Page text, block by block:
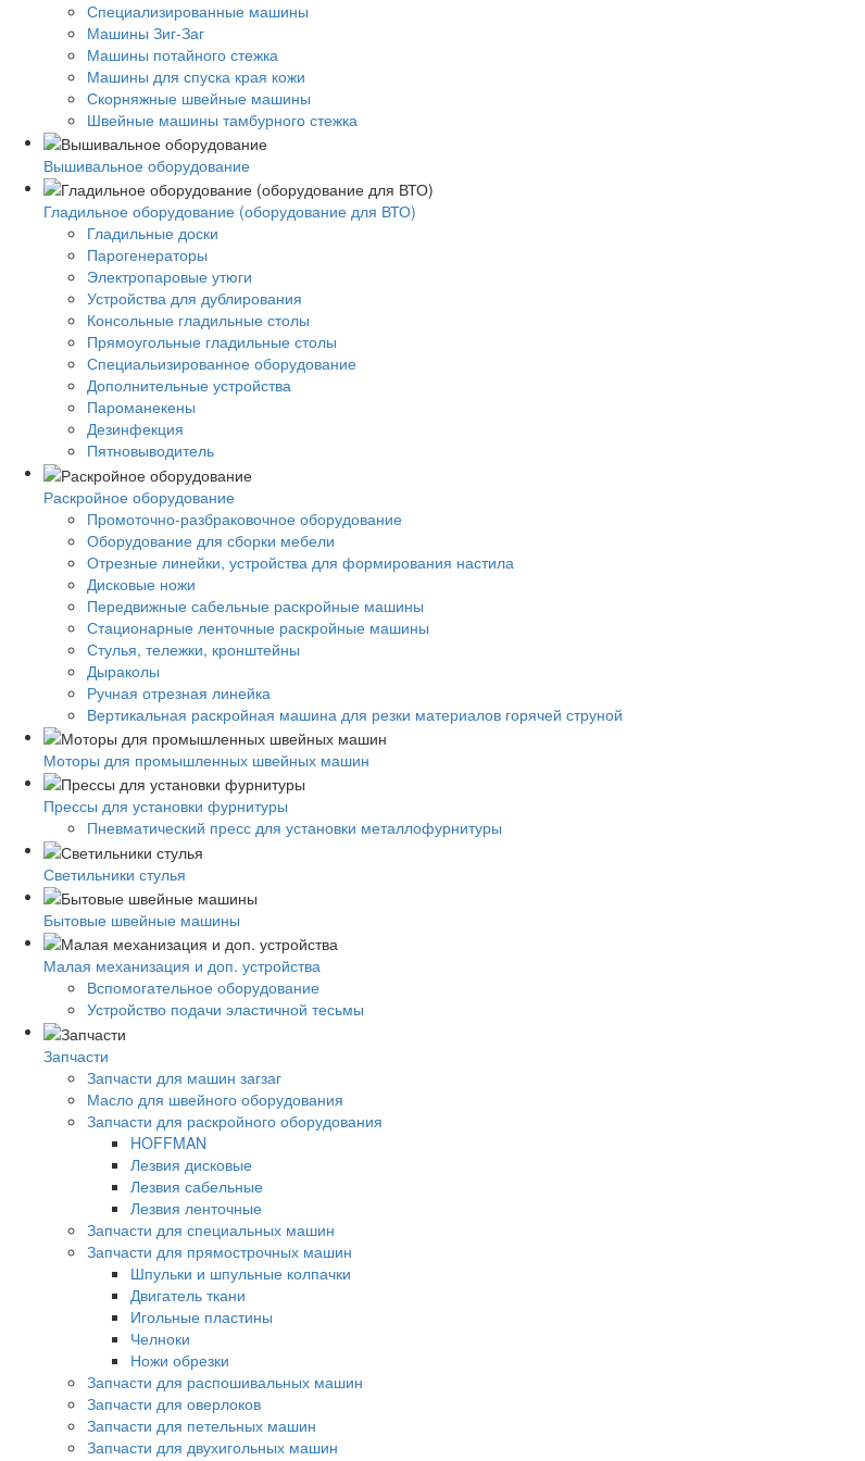
Специализированные машины
Машины Зиг-Заг
Машины потайного стежка
Машины для спуска края кожи
Скорняжные швейные машины
Швейные машины тамбурного стежка
Вышивальное оборудование
Гладильное оборудование (оборудование для ВТО)
Гладильные доски
Парогенераторы
Электропаровые утюги
Устройства для дублирования
Консольные гладильные столы
Прямоугольные гладильные столы
Специальизированное оборудование
Дополнительные устройства
Пароманекены
Дезинфекция
Пятновыводитель
Раскройное оборудование
Промоточно-разбраковочное оборудование
Оборудование для сборки мебели
Отрезные линейки, устройства для формирования настила
Дисковые ножи
Передвижные сабельные раскройные машины
Стационарные ленточные раскройные машины
Стулья, тележки, кронштейны
Дыраколы
Ручная отрезная линейка
Вертикальная раскройная машина для резки материалов горячей струной
Моторы для промышленных швейных машин
Прессы для установки фурнитуры
Пневматический пресс для установки металлофурнитуры
Светильники стулья
Бытовые швейные машины
Малая механизация и доп. устройства
Вспомогательное оборудование
Устройство подачи эластичной тесьмы
Запчасти
Запчасти для машин загзаг
Масло для швейного оборудования
Запчасти для раскройного оборудования
HOFFMAN
Лезвия дисковые
Лезвия сабельные
Лезвия ленточные
Запчасти для специальных машин
Запчасти для прямострочных машин
Шпульки и шпульные колпачки
Двигатель ткани
Игольные пластины
Челноки
Ножи обрезки
Запчасти для распошивальных машин
Запчасти для оверлоков
Запчасти для петельных машин
Запчасти для двухигольных машин